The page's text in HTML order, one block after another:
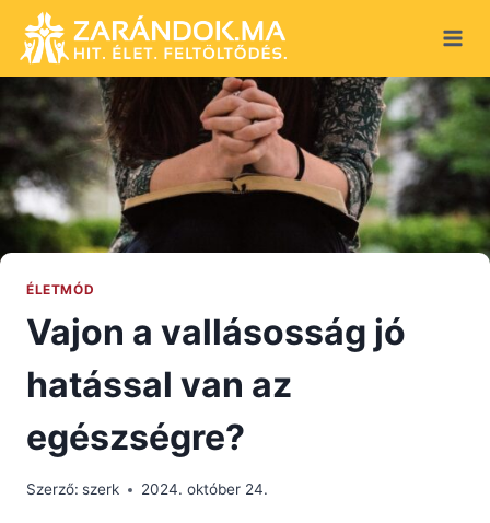
content
ÉLETMÓD
Vajon a vallásosság jó
hatással van az
egészségre?
Szerző: szerk 2024. október 24.